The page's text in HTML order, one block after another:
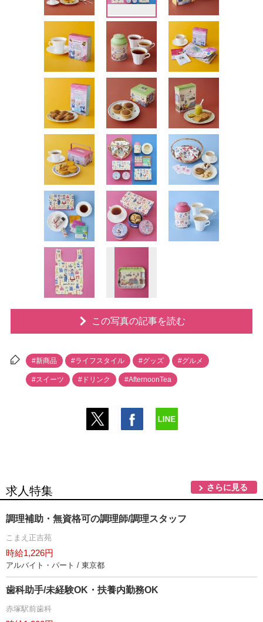
この写真の記事を読む
#新商品 #ライフスタイル #グッズ #グルメ
#スイーツ #ドリンク #AfternoonTea
求人特集 さらに見る
調理補助・無資格可の調理師/調理スタッフ
こまえ正吉苑
時給1,226円
アルバイト・パート / 東京都
歯科助手/未経験OK・扶養内勤務OK
赤塚駅前歯科